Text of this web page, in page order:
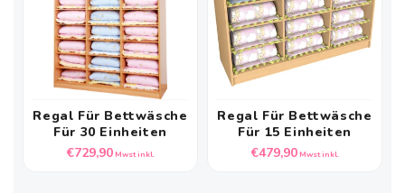
Regal Für Bettwäsche
Für 30 Einheiten
Normaler
€729,90Mwst inkl.
Regal Für Bettwäsche
Für 15 Einheiten
Normaler
€479,90Mwst inkl.